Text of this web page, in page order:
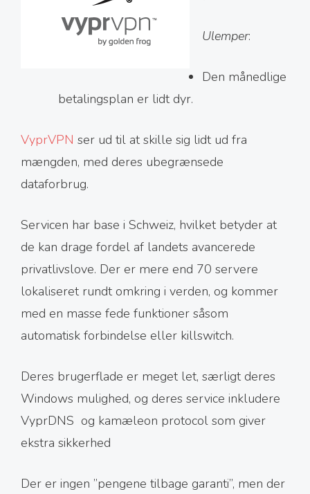
Ulemper:
Den månedlige
betalingsplan er lidt dyr.
VyprVPN ser ud til at skille sig lidt ud fra
mængden, med deres ubegrænsede
dataforbrug.
Servicen har base i Schweiz, hvilket betyder at
de kan drage fordel af landets avancerede
privatlivslove. Der er mere end 70 servere
lokaliseret rundt omkring i verden, og kommer
med en masse fede funktioner såsom
automatisk forbindelse eller killswitch.
Deres brugerflade er meget let, særligt deres
Windows mulighed, og deres service inkludere
VyprDNS og kamæleon protocol som giver
ekstra sikkerhed
Der er ingen ’’pengene tilbage garanti’’, men der